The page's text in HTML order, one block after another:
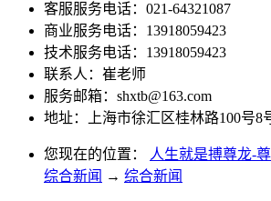
客服服务电话：021-64321087
商业服务电话：13918059423
技术服务电话：13918059423
联系人：崔老师
服务邮箱： shxtb@163.com
地址：上海市徐汇区桂林路100号8
您现在的位置： 人生就是搏尊龙-
综合新闻 → 综合新闻